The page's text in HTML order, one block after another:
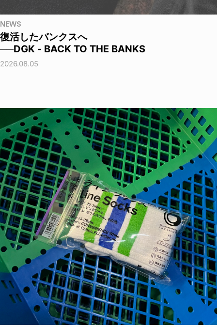
NEWS
復活したバンクスへ
──DGK - BACK TO THE BANKS
2026.08.05